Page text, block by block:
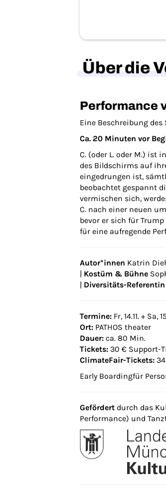
Über die
Performance
Eine Beschreibung
Ca. 20 Minuten vor
C. (oder L. oder M.) ist
des Bildschirms auf
eingedrungen ist,
beobachtet gespannt
vermischen sich,
C. nach einer neuen
bevor er sich für
für eine aufregende
Autor*innen Katrin
| Kostüm & Bühne
| Diversitäts-Referentin
Termine: Fr, 14.11. + Sa,
Ort: PATHOS theater
Dauer: ca. 80 Min.
Tickets: 30 € Support-
ClimateFair-Tickets:
Early Boardingfür
Gefördert durch das
Performance) und